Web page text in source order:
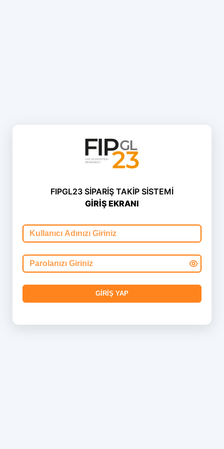
FIPGL23 SİPARİŞ TAKİP SİSTEMİ
GİRİŞ EKRANI
GİRİŞ YAP